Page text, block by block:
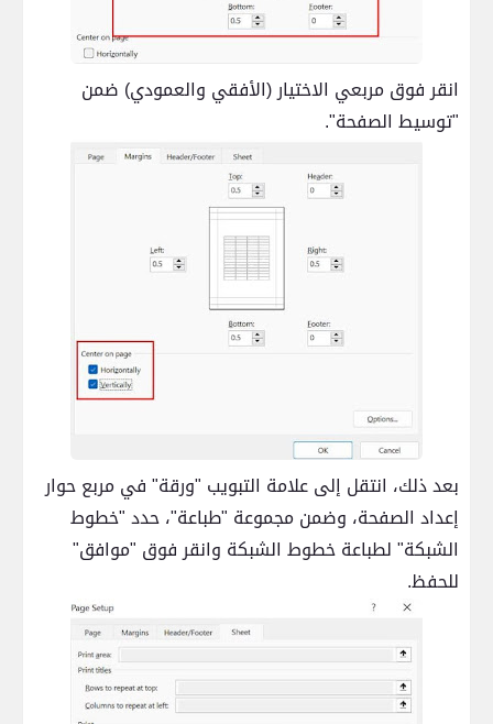
انقر فوق مربعي الاختيار (الأفقي والعمودي) ضمن
"توسيط الصفحة".
بعد ذلك، انتقل إلى علامة التبويب "ورقة" في مربع حوار
إعداد الصفحة، وضمن مجموعة "طباعة"، حدد "خطوط
الشبكة" لطباعة خطوط الشبكة وانقر فوق "موافق"
للحفظ.